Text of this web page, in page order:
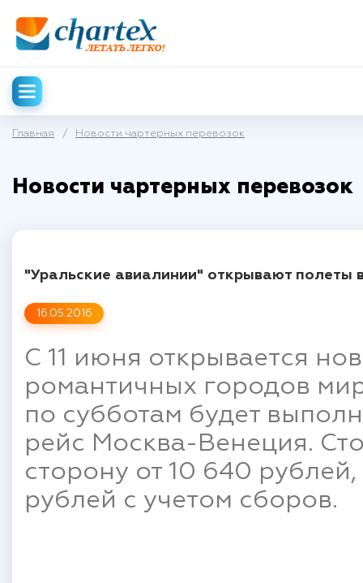
Главная / Новости чартерных перевозок
Новости чартерных перевозок
16.05.2016
"Уральские авиалинии" открывают полеты
С 11 июня открывается
романтичных городов
по субботам будет
рейс Москва-Венеция.
сторону от 10 640
рублей с учетом сборов.